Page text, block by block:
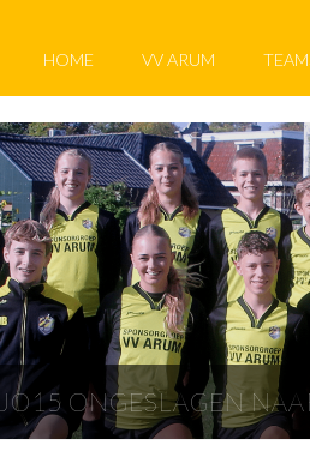
HOME VV ARUM
JO15 ONGESLAGEN